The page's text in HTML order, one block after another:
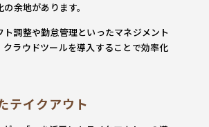
余地があります。
ト調整や勤怠管理といったマネジメント
クラウドツールを導入することで効率化
テイクアウト